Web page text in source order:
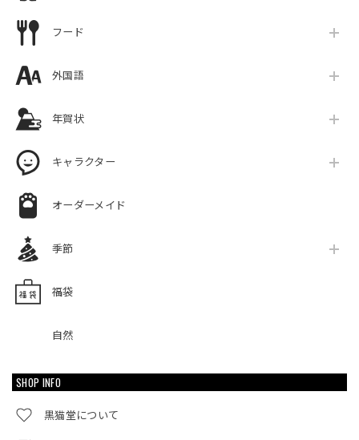
フード
外国語
年賀状
キャラクター
オーダーメイド
季節
福袋
自然
SHOP INFO
黒猫堂について